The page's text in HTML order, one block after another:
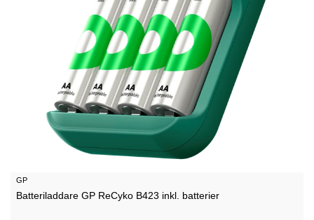
GP
Batteriladdare GP ReCyko B423 inkl. batterier